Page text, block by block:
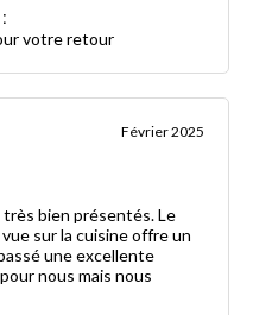
votre retour
Février 2025
bien présentés. Le
sur la cuisine offre un
une excellente
nous mais nous